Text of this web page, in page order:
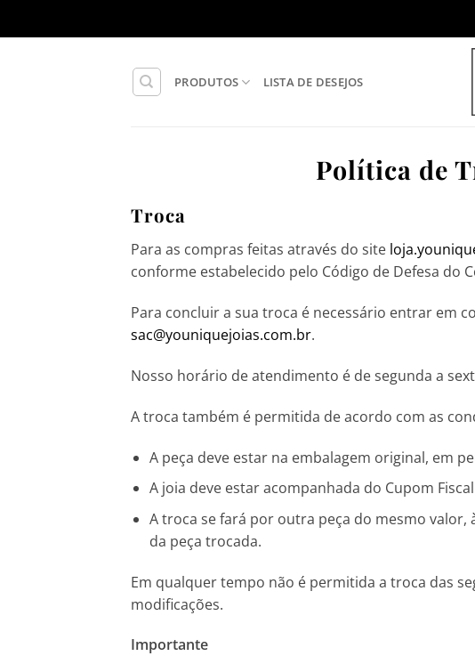
PRODUTOS LISTA DE DESEJOS
Política de
Troca
Para as compras feitas através do site
conforme estabelecido pelo Código de Defesa do
Para concluir a sua troca é necessário entrar em
sac@youniquejoias.com.br.
Nosso horário de atendimento é de segunda a
A troca também é permitida de acordo com as
A peça deve estar na embalagem original, em
A joia deve estar acompanhada do Cupom
A troca se fará por outra peça do mesmo
da peça trocada.
Em qualquer tempo não é permitida a troca das
modificações.
Importante